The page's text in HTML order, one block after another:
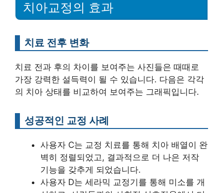
치아교정의 효과
치료 전후 변화
치료 전과 후의 차이를 보여주는 사진들은 때때로
가장 강력한 설득력이 될 수 있습니다. 다음은 각각
의 치아 상태를 비교하여 보여주는 그래픽입니다.
성공적인 교정 사례
사용자 C는 교정 치료를 통해 치아 배열이 완
벽히 정렬되었고, 결과적으로 더 나은 저작
기능을 갖추게 되었습니다.
사용자 D는 세라믹 교정기를 통해 미소를 개